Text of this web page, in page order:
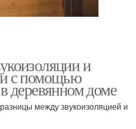
и
с помощью
деревянном доме
между звукоизоляцией и